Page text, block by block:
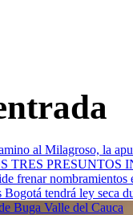
al Milagroso, la
TRES
frenar
Bogotá tendrá ley seca
Buga Valle del Cauca